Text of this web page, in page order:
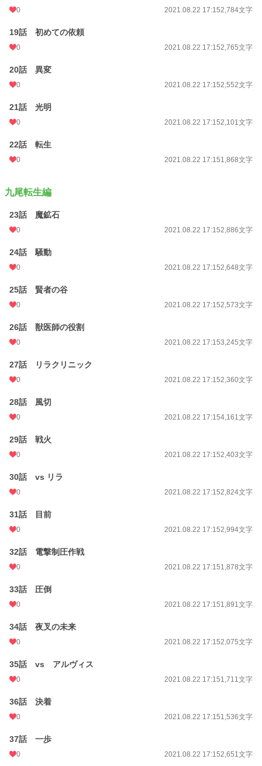
0 2021.08.22 17:152,784文字
19話 初めての依頼
0 2021.08.22 17:152,765文字
20話 異変
0 2021.08.22 17:152,552文字
21話 光明
0 2021.08.22 17:152,101文字
22話 転生
0 2021.08.22 17:151,868文字
九尾転生編
23話 魔鉱石
0 2021.08.22 17:152,886文字
24話 騒動
0 2021.08.22 17:152,648文字
25話 賢者の谷
0 2021.08.22 17:152,573文字
26話 獣医師の役割
0 2021.08.22 17:153,245文字
27話 リラクリニック
0 2021.08.22 17:152,360文字
28話 風切
0 2021.08.22 17:154,161文字
29話 戦火
0 2021.08.22 17:152,403文字
30話 vs リラ
0 2021.08.22 17:152,824文字
31話 目前
0 2021.08.22 17:152,994文字
32話 電撃制圧作戦
0 2021.08.22 17:151,878文字
33話 圧倒
0 2021.08.22 17:151,891文字
34話 夜叉の未来
0 2021.08.22 17:152,075文字
35話 vs アルヴィス
0 2021.08.22 17:151,711文字
36話 決着
0 2021.08.22 17:151,536文字
37話 一歩
0 2021.08.22 17:152,651文字